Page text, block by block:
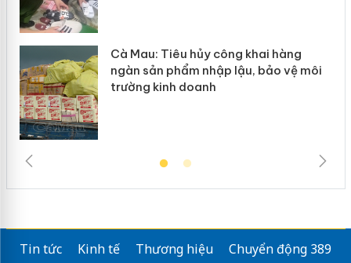
Cà Mau: Tiêu hủy công khai hàng
ngàn sản phẩm nhập lậu, bảo vệ môi
trường kinh doanh
Tin tức Kinh tế Thương hiệu
Chuyển động 389